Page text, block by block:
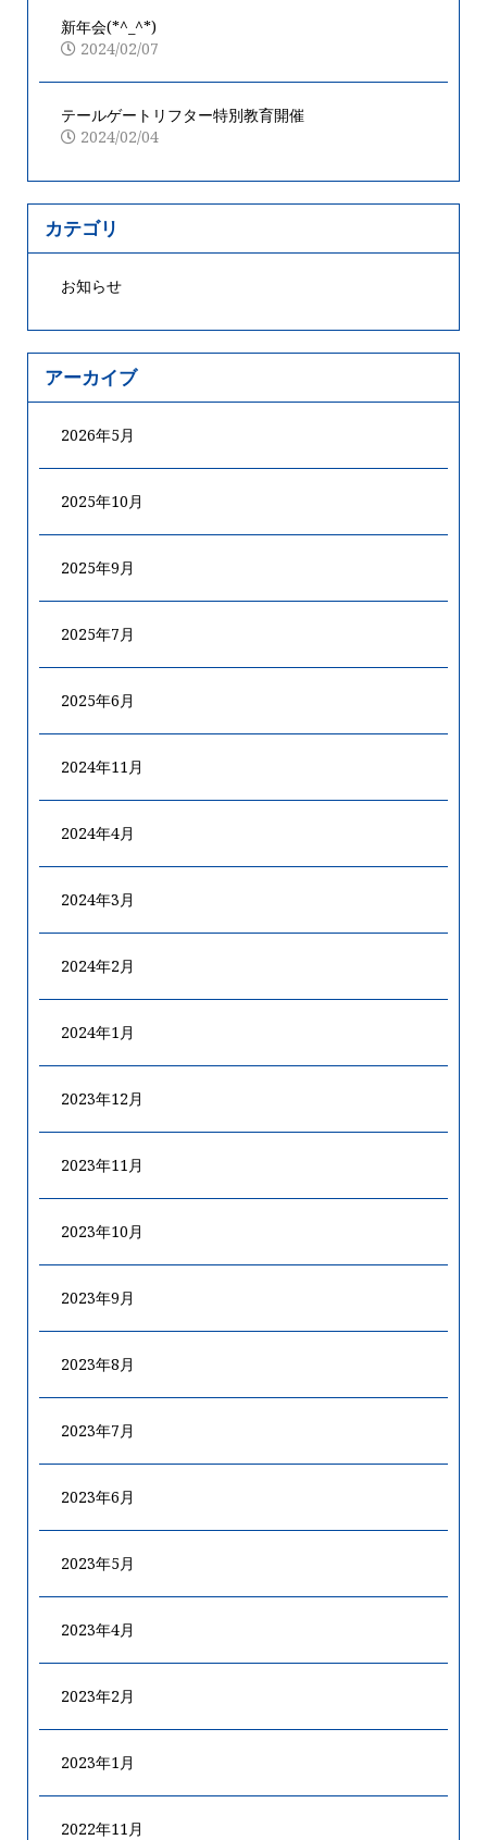
新年会(*^_^*)
2024/02/07
テールゲートリフター特別教育開催
2024/02/04
カテゴリ
お知らせ
アーカイブ
2026年5月
2025年10月
2025年9月
2025年7月
2025年6月
2024年11月
2024年4月
2024年3月
2024年2月
2024年1月
2023年12月
2023年11月
2023年10月
2023年9月
2023年8月
2023年7月
2023年6月
2023年5月
2023年4月
2023年2月
2023年1月
2022年11月